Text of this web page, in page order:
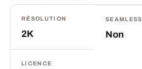
RÉSOLUTION
2K
SEAMLESS
Non
LICENCE